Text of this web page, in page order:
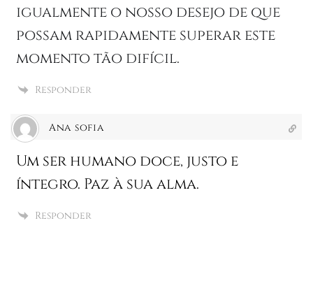
igualmente o nosso desejo de que
possam rapidamente superar este
momento tão difícil.
Responder
Ana sofia
Um ser humano doce, justo e
íntegro. Paz à sua alma.
Responder